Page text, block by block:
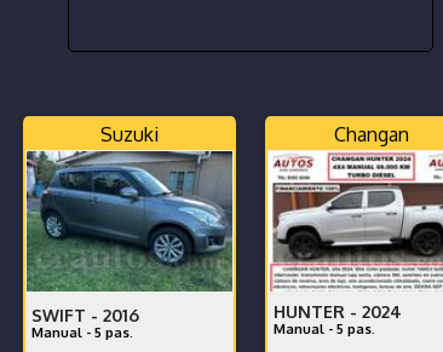
Suzuki
SWIFT - 2016
Manual - 5 pas.
Changan
HUNTER - 2024
Manual - 5 pas.